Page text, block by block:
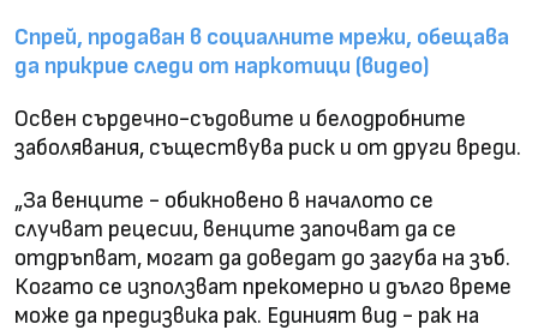
Спрей, продаван в социалните мрежи, обещава
да прикрие следи от наркотици (видео)
Освен сърдечно-съдовите и белодробните
заболявания, съществува риск и от други вреди.
„За венците - обикновено в началото се
случват рецесии, венците започват да се
отдръпват, могат да доведат до загуба на зъб.
Когато се използват прекомерно и дълго време
може да предизвика рак. Единият вид - рак на